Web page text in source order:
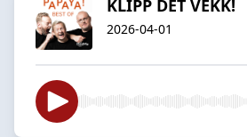
KLIPP DET VEKK!
2026-04-01